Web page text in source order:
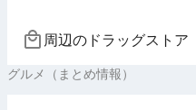
周辺のドラッグストア
グルメ（まとめ情報）